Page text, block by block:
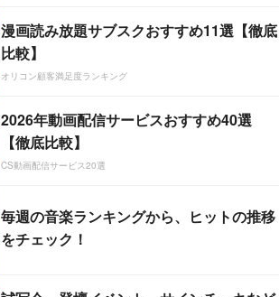
漫画読み放題サブスクおすすめ11選【徹底
比較】
オリコン顧客満足度ランキング
2026年動画配信サービスおすすめ40選
【徹底比較】
CS動画配信サービス20選
毎週の音楽ランキングから、ヒットの推移
をチェック！